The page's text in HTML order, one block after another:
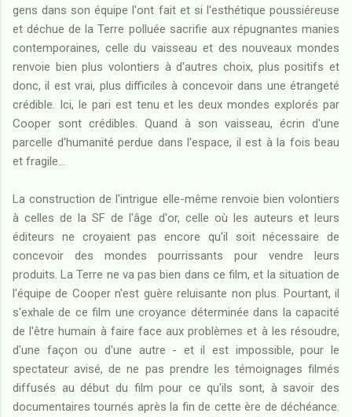
gens dans son équipe l'ont fait et si l'esthétique poussiéreuse
et déchue de la Terre polluée sacrifie aux répugnantes manies
contemporaines, celle du vaisseau et des nouveaux mondes
renvoie bien plus volontiers à d'autres choix, plus positifs et
donc, il est vrai, plus difficiles à concevoir dans une étrangeté
crédible. Ici, le pari est tenu et les deux mondes explorés par
Cooper sont crédibles. Quand à son vaisseau, écrin d'une
parcelle d'humanité perdue dans l'espace, il est à la fois beau
et fragile...
La construction de l'intrigue elle-même renvoie bien volontiers
à celles de la SF de l'âge d'or, celle où les auteurs et leurs
éditeurs ne croyaient pas encore qu'il soit nécessaire de
concevoir des mondes pourrissants pour vendre leurs
produits. La Terre ne va pas bien dans ce film, et la situation de
l'équipe de Cooper n'est guère reluisante non plus. Pourtant, il
s'exhale de ce film une croyance déterminée dans la capacité
de l'être humain à faire face aux problèmes et à les résoudre,
d'une façon ou d'une autre - et il est impossible, pour le
spectateur avisé, de ne pas prendre les témoignages filmés
diffusés au début du film pour ce qu'ils sont, à savoir des
documentaires tournés après la fin de cette ère de déchéance.